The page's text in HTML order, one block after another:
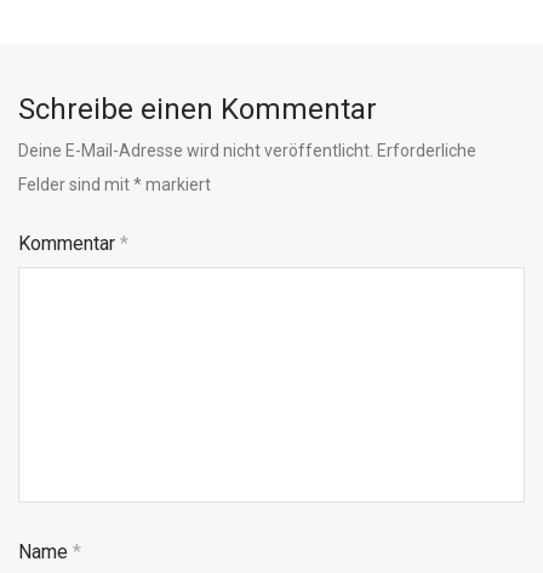
Schreibe einen Kommentar
Deine E-Mail-Adresse wird nicht veröffentlicht. Erforderliche
Felder sind mit*markiert
Kommentar *
Name *